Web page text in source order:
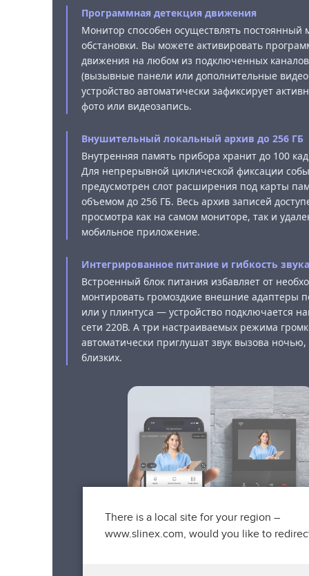
Программная детекция движения
Монитор способен осуществлять постоянный
обстановки. Вы можете активировать
движения на любом из подключенных
(вызывные панели или дополнительные
устройство автоматически зафиксирует
фото или видеозапись.
Внушительный локальный архив до 256 ГБ
Внутренняя память прибора хранит до 100
Для непрерывной циклической фиксации
предусмотрен слот расширения под карты
объемом до 256 ГБ. Весь архив записей
просмотра как на самом мониторе, так и
мобильное приложение.
Интегрированное питание и гибкость звука
Встроенный блок питания избавляет от
монтировать громоздкие внешние адаптеры
или у плинтуса — устройство подключается
сети 220В. А три настраиваемых режима
автоматически приглушат звук вызова
близких.
There is a local site for your region –
www.slinex.com, would you like to